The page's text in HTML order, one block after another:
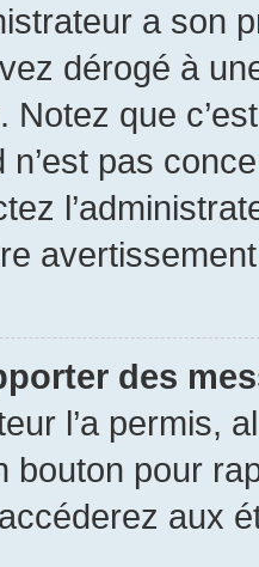
a son
dérogé à
Notez que
n’est pas
des
l’a permis,
bouton pour
aux